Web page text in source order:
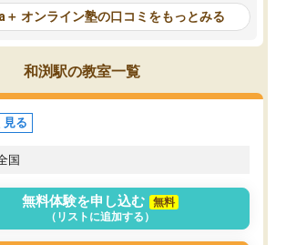
の管理ができない人に
部分もあるのではない
元数が可視化されるので
しながら意欲的に取り組
常に効果を実感している
すめできる塾です。
＋ オンライン塾の口コミをもっとみる
和渕駅の教室一覧
見る
国
無料体験を申し込む
無料
（リストに追加する）